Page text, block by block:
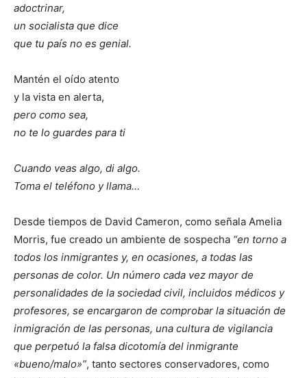
adoctrinar,
un socialista que dice
que tu país no es genial.
Mantén el oído atento
y la vista en alerta,
pero como sea,
no te lo guardes para ti
Cuando veas algo, di algo.
Toma el teléfono y llama…
Desde tiempos de David Cameron, como señala Amelia
Morris, fue creado un ambiente de sospecha “en torno a
todos los inmigrantes y, en ocasiones, a todas las
personas de color. Un número cada vez mayor de
personalidades de la sociedad civil, incluidos médicos y
profesores, se encargaron de comprobar la situación de
inmigración de las personas, una cultura de vigilancia
que perpetuó la falsa dicotomía del inmigrante
«bueno/malo»”, tanto sectores conservadores, como